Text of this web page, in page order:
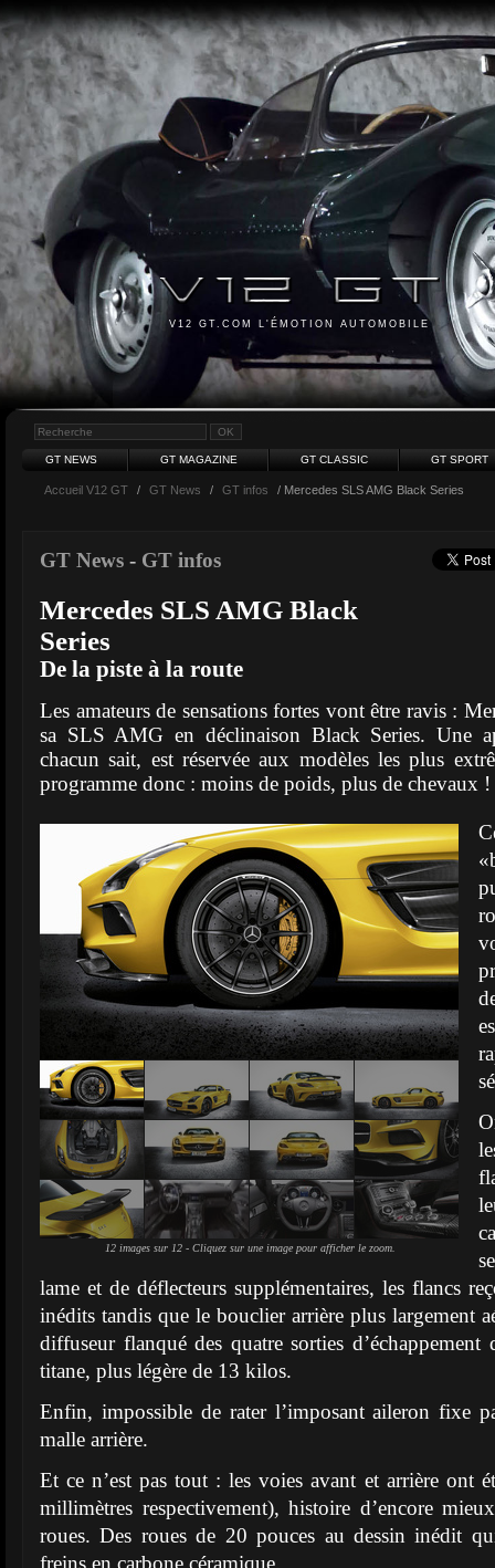
V12 GT.COM L'ÉMOTION AUTOMOBILE
GT NEWS GT MAGAZINE GT CLASSIC GT SPORT
Accueil V12 GT / GT News / GT infos / Mercedes SLS AMG Black Series
GT News - GT infos
Mercedes SLS AMG Black
Series
De la piste à la route
Les amateurs de sensations fortes vont être ravis :
sa SLS AMG en déclinaison Black Series. Une
chacun sait, est réservée aux modèles les plus
programme donc : moins de poids, plus de chevaux !
12 images sur 12 - Cliquez sur une image pour afficher le zoom.
lame et de déflecteurs supplémentaires, les flancs
inédits tandis que le bouclier arrière plus largement
diffuseur flanqué des quatre sorties
titane, plus légère de 13 kilos.
Enfin, impossible de rater l’imposant aileron fixe
malle arrière.
Et ce n’est pas tout : les voies avant et arrière ont
millimètres respectivement), histoire d’encore
roues. Des roues de 20 pouces au dessin inédit
freins en carbone céramique.